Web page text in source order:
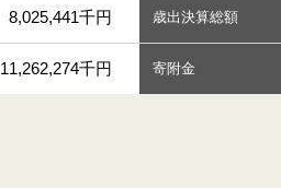
8,025,441千円 歳出決算総額
11,262,274千円 寄附金